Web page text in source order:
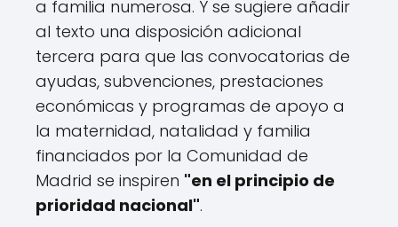
a familia numerosa. Y se sugiere añadir
al texto una disposición adicional
tercera para que las convocatorias de
ayudas, subvenciones, prestaciones
económicas y programas de apoyo a
la maternidad, natalidad y familia
financiados por la Comunidad de
Madrid se inspiren "en el principio de
prioridad nacional".